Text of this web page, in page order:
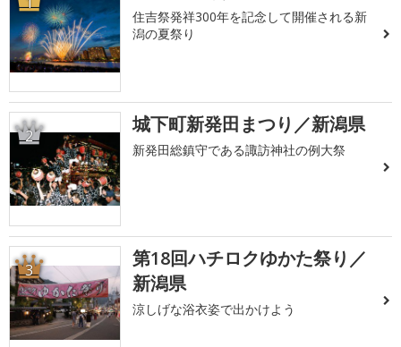
住吉祭発祥300年を記念して開催される新
潟の夏祭り
2 城下町新発田まつり／新潟県
新発田総鎮守である諏訪神社の例大祭
3
第18回ハチロクゆかた祭り／
新潟県
涼しげな浴衣姿で出かけよう